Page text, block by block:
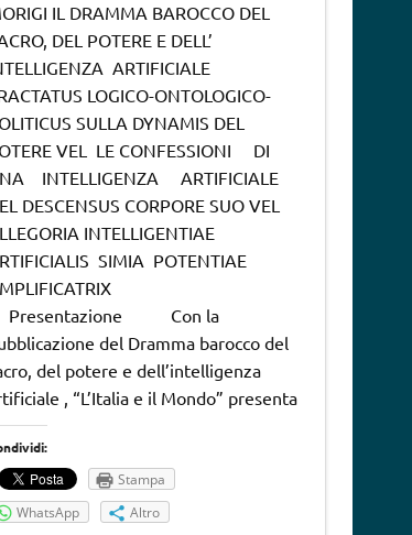
IL DRAMMA BAROCCO DEL
DEL POTERE E DELL’
ARTIFICIALE
LOGICO-ONTOLOGICO-
SULLA DYNAMIS DEL
VEL LE CONFESSIONI DI
INTELLIGENZA ARTIFICIALE
DESCENSUS CORPORE SUO VEL
INTELLIGENTIAE
SIMIA POTENTIAE
Con la
del Dramma barocco del
del potere e dell’intelligenza
, “L’Italia e il Mondo” presenta
Stampa
WhatsApp
Altro